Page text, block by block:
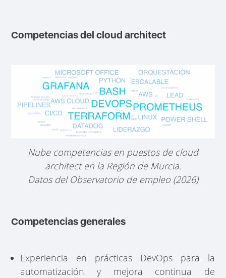
Competencias del cloud architect
Nube competencias en puestos de cloud
architect en la Región de Murcia.
Datos del Observatorio de empleo (2026)
Competencias generales
Experiencia en prácticas DevOps para la
automatización y mejora continua de